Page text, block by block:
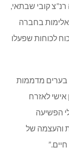
קובי שבתאי,
בחברה
לכוחות שפעלו
מדממות
לאזרח
הפשיעה
והעצמה של